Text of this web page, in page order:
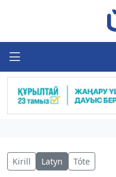
Kirill Latyn Tóte